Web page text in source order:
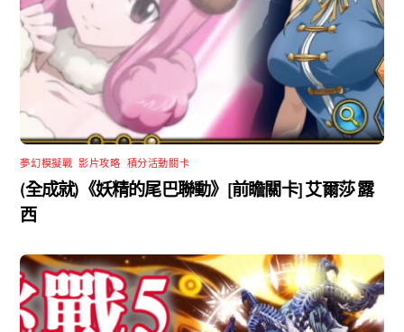
夢幻模擬戰 ,影片攻略 積分活動關卡
(全成就)《妖精的尾巴聯動》[前瞻關卡] 艾爾莎 露
西